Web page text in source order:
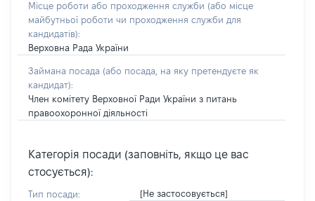
Місце роботи або проходження служби (або місце
майбутньої роботи чи проходження служби для
кандидатів):
Верховна Рада України
Займана посада (або посада, на яку претендуєте як
кандидат):
Член комітету Верховної Ради України з питань
правоохоронної діяльності
Категорія посади (заповніть, якщо це вас
стосується):
Тип посади: [Не застосовується]